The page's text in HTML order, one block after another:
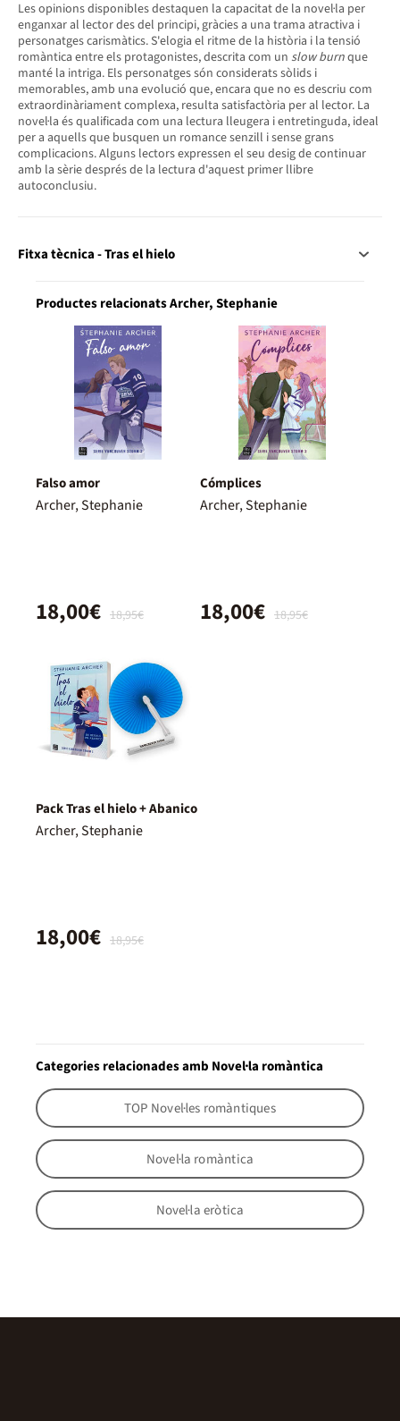
Les opinions disponibles destaquen la capacitat de la novel·la per
enganxar al lector des del principi, gràcies a una trama atractiva i
personatges carismàtics. S'elogia el ritme de la història i la tensió
romàntica entre els protagonistes, descrita com un slow burnque
manté la intriga. Els personatges són considerats sòlids i
memorables, amb una evolució que, encara que no es descriu com
extraordinàriament complexa, resulta satisfactòria per al lector. La
novel·la és qualificada com una lectura lleugera i entretinguda, ideal
per a aquells que busquen un romance senzill i sense grans
complicacions. Alguns lectors expressen el seu desig de continuar
amb la sèrie després de la lectura d'aquest primer llibre
autoconclusiu.
Fitxa tècnica - Tras el hielo
Productes relacionats Archer, Stephanie
Falso amor
Archer, Stephanie
18,95€
18,00€
Cómplices
Archer, Stephanie
18,95€
18,00€
Pack Tras el hielo + Abanico
Archer, Stephanie
18,95€
18,00€
Categories relacionades amb Novel·la romàntica
TOP Novel·les romàntiques
Novel·la romàntica
Novel·la eròtica